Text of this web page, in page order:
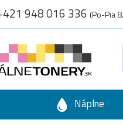
948 016 336 (Po-Pia
Náplne